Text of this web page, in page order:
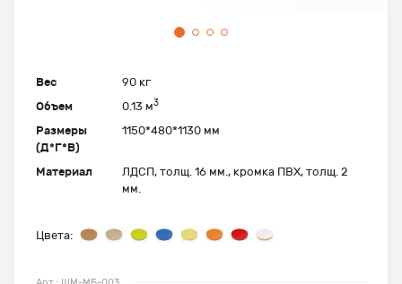
Вес
90 кг
Объем
0.13 м3
Размеры
(Д*Г*В)
1150*480*1130 мм
Материал
ЛДСП, толщ. 16 мм., кромка ПВХ, толщ. 2
мм.
Цвета: